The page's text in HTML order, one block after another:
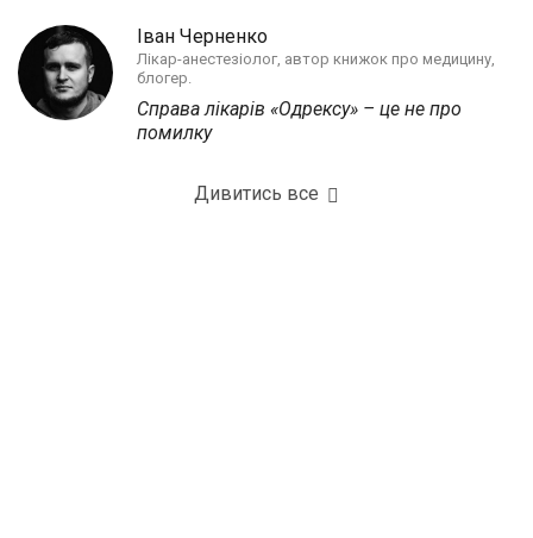
Іван Черненко
Лікар-анестезіолог, автор книжок про медицину,
блогер.
Справа лікарів «Одрексу» – це не про
помилку
Дивитись все